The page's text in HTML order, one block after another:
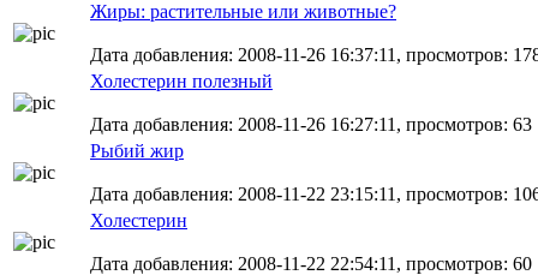
Жиры: растительные или животные?
Дата добавления: 2008-11-26 16:37:11, просмотров:
Холестерин полезный
Дата добавления: 2008-11-26 16:27:11, просмотров: 63
Рыбий жир
Дата добавления: 2008-11-22 23:15:11, просмотров:
Холестерин
Дата добавления: 2008-11-22 22:54:11, просмотров: 60